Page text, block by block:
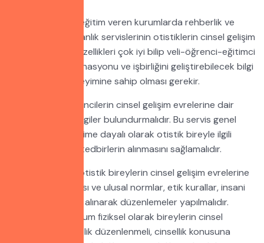
Otistik bireylere eğitim veren kurumlarda rehberlik ve
psikolojik danışmanlık servislerinin otistiklerin cinsel gelişim
süreçlerine dair özellikleri çok iyi bilip veli-öğrenci-eğitimci
arasındaki koordinasyonu ve işbirliğini geliştirebilecek bilgi
birikimine ve deneyimine sahip olması gerekir.
İlgili servisler öğrencilerin cinsel gelişim evrelerine dair
sağlıklı kayıt ve bilgiler bulundurmalıdır. Bu servis genel
olarak cinsel gelişime dayalı olarak otistik bireyle ilgili
kişileri hazırlayıcı tedbirlerin alınmasını sağlamalıdır.
Kurumsal olarak otistik bireylerin cinsel gelişim evrelerine
yönelik uluslararası ve ulusal normlar, etik kurallar, insani
yaklaşımlar temel alınarak düzenlemeler yapılmalıdır.
Bu kapsamda kurum fiziksel olarak bireylerin cinsel
ihtiyaçlarına yönelik düzenlenmeli, cinsellik konusuna